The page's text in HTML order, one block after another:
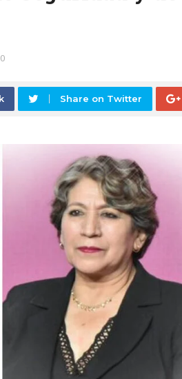
0
Share on Twitter